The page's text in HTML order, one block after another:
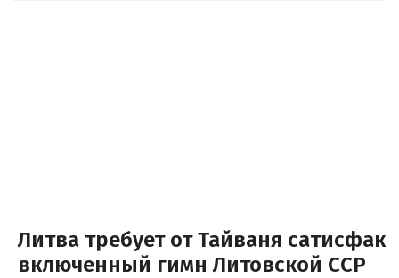
Литва требует от Тайваня
включенный гимн Литовской ССР